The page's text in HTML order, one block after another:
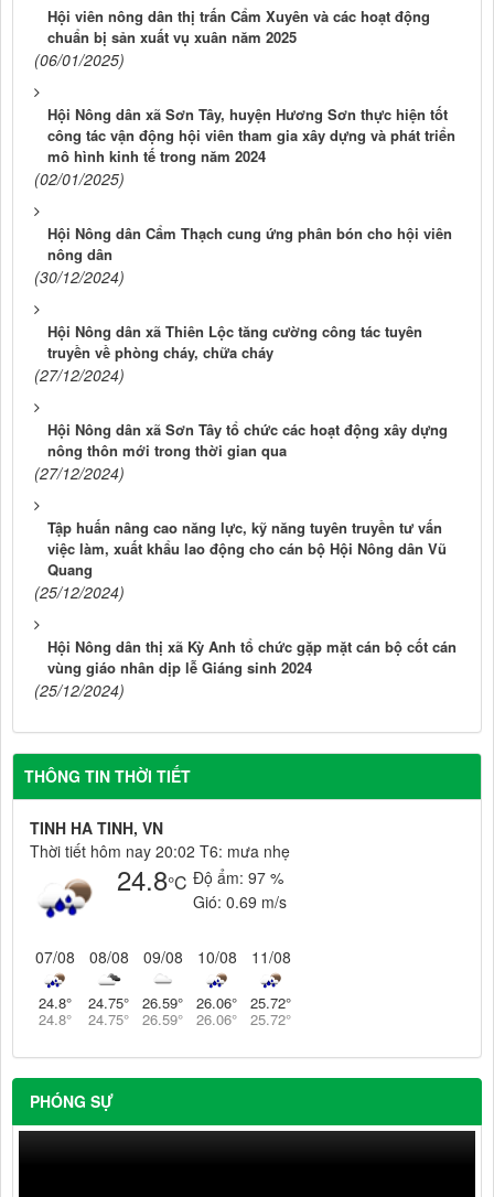
Hội viên nông dân thị trấn Cẩm Xuyên và các hoạt động
chuẩn bị sản xuất vụ xuân năm 2025
(06/01/2025)
Hội Nông dân xã Sơn Tây, huyện Hương Sơn thực hiện tốt
công tác vận động hội viên tham gia xây dựng và phát triển
mô hình kinh tế trong năm 2024
(02/01/2025)
Hội Nông dân Cẩm Thạch cung ứng phân bón cho hội viên
nông dân
(30/12/2024)
Hội Nông dân xã Thiên Lộc tăng cường công tác tuyên
truyền về phòng cháy, chữa cháy
(27/12/2024)
Hội Nông dân xã Sơn Tây tổ chức các hoạt động xây dựng
nông thôn mới trong thời gian qua
(27/12/2024)
Tập huấn nâng cao năng lực, kỹ năng tuyên truyền tư vấn
việc làm, xuất khẩu lao động cho cán bộ Hội Nông dân Vũ
Quang
(25/12/2024)
Hội Nông dân thị xã Kỳ Anh tổ chức gặp mặt cán bộ cốt cán
vùng giáo nhân dịp lễ Giáng sinh 2024
(25/12/2024)
THÔNG TIN THỜI TIẾT
TINH HA TINH, VN
Thời tiết hôm nay 20:02 T6: mưa nhẹ
24.8°C Độ ẩm: 97 %
Gió: 0.69 m/s
07/08
24.8°
24.8°
08/08
24.75°
24.75°
09/08
26.59°
26.59°
10/08
26.06°
26.06°
11/08
25.72°
25.72°
PHÓNG SỰ